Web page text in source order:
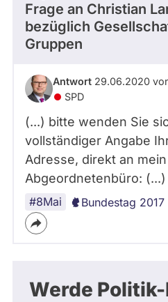
Frage an Christian
bezüglich
Gruppen
Antwort 29.06.2020
SPD
(...) bitte wenden Sie
vollständiger Angabe
Adresse, direkt an mein
Abgeordnetenbüro: (...)
#8Mai Bundestag
Werde